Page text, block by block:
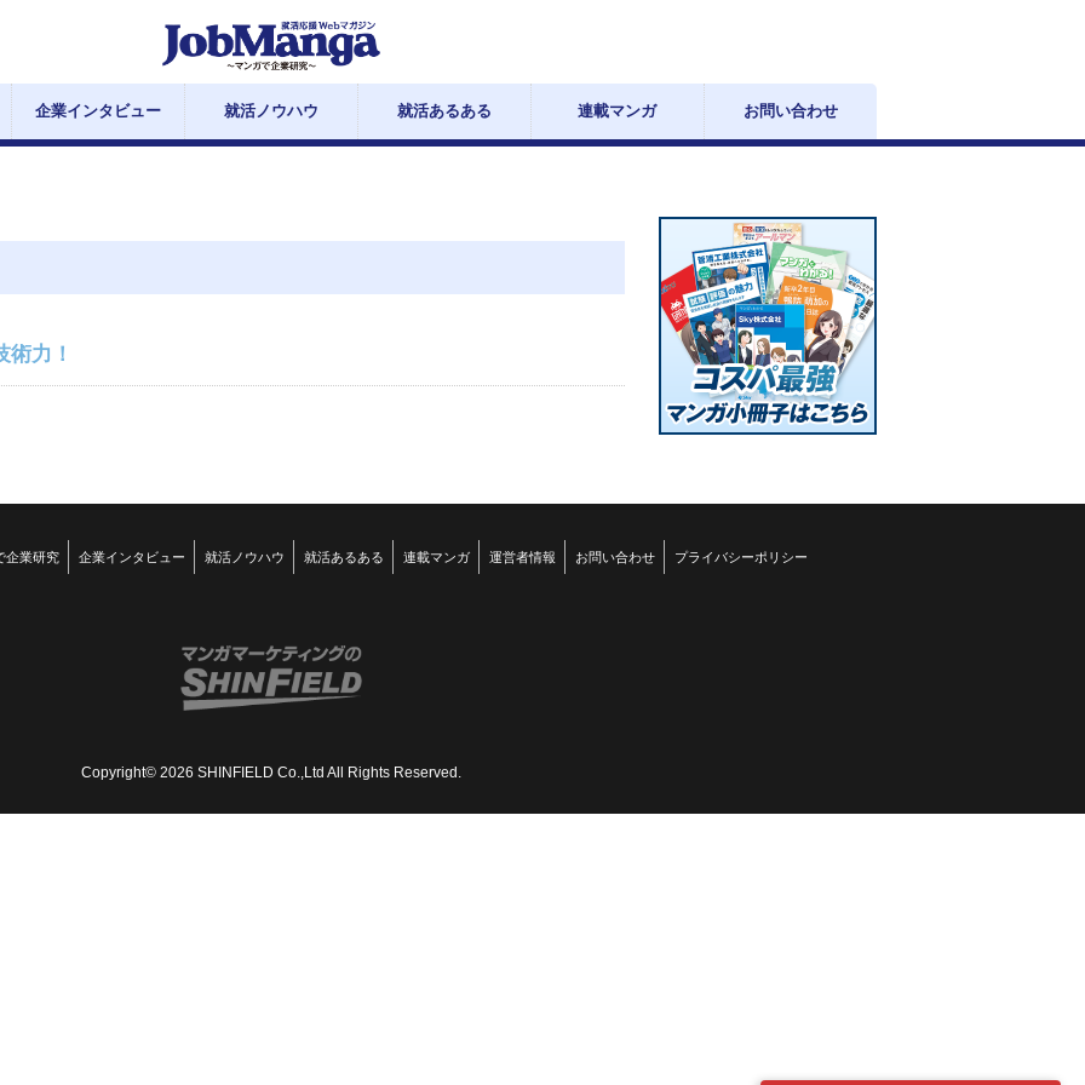
企業インタビュー 就活ノウハウ 就活あるある 連載マンガ お問い合わせ
力！
企業研究 企業インタビュー 就活ノウハウ 就活あるある 連載マンガ 運営者情報 お問い合わせ プライバシーポリシー
Copyright© 2026 SHINFIELD Co.,Ltd All Rights Reserved.